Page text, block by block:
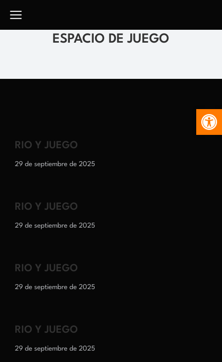
ESPACIO DE JUEGO
RIO Y JUEGO
29 de septiembre de 2025
RIO Y JUEGO
29 de septiembre de 2025
RIO Y JUEGO
29 de septiembre de 2025
RIO Y JUEGO
29 de septiembre de 2025